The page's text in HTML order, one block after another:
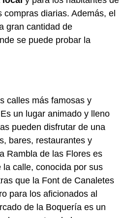
compras diarias. Además, el
gran cantidad de
se puede probar la
calles más famosas y
un lugar animado y lleno
pueden disfrutar de una
bares, restaurantes y
Rambla de las Flores es
calle, conocida por sus
que la Font de Canaletes
para los aficionados al
de la Boquería es un